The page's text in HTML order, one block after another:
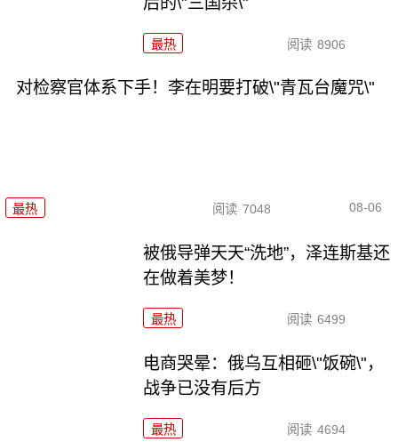
最热 阅读 8906
对检察官体系下手！李在明要打破\"青瓦台魔咒\"
最热 阅读 7048 08-06
被俄导弹天天“洗地”，泽连斯基还
在做着美梦！
最热 阅读 6499
电商哭晕：俄乌互相砸\"饭碗\"，
战争已没有后方
最热 阅读 4694